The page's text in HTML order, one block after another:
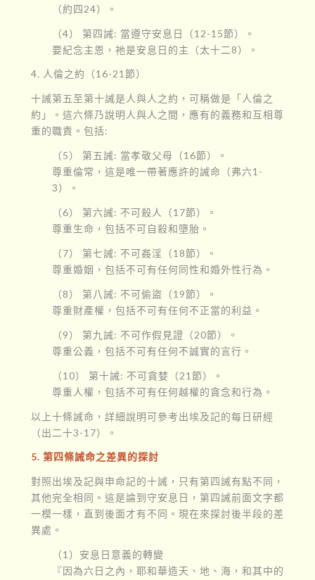
（約四24）。
（4） 第四誡: 當遵守安息日（12-15節）。
要紀念主恩，祂是安息日的主（太十二8）。
4. 人倫之約（16-21節）
十誡第五至第十誡是人與人之約，可稱做是「人倫之
約」。這六條乃說明人與人之間，應有的義務和互相尊
重的職責。包括:
（5） 第五誡: 當孝敬父母（16節）。
尊重倫常，這是唯一帶著應許的誡命（弗六1-
3）。
（6） 第六誡: 不可殺人（17節）。
尊重生命，包括不可自殺和墮胎。
（7） 第七誡: 不可姦淫（18節）。
尊重婚姻，包括不可有任何同性和婚外性行為。
（8） 第八誡: 不可偷盜（19節）。
尊重財產權，包括不可有任何不正當的利益。
（9） 第九誡: 不可作假見證（20節）。
尊重公義，包括不可有任何不誠實的言行。
（10） 第十誡: 不可貪婪（21節）。
尊重人權，包括不可有任何越權的貪念和行為。
以上十條誡命，詳細說明可參考出埃及記的每日研經
（出二十3-17）。
5. 第四條誡命之差異的探討
對照出埃及記與申命記的十誡，只有第四誡有點不同，
其他完全相同。這是論到守安息日，第四誡前面文字都
一模一樣，直到後面才有不同。現在來探討後半段的差
異處。
（1）安息日意義的轉變
『因為六日之內，耶和華造天、地、海，和其中的